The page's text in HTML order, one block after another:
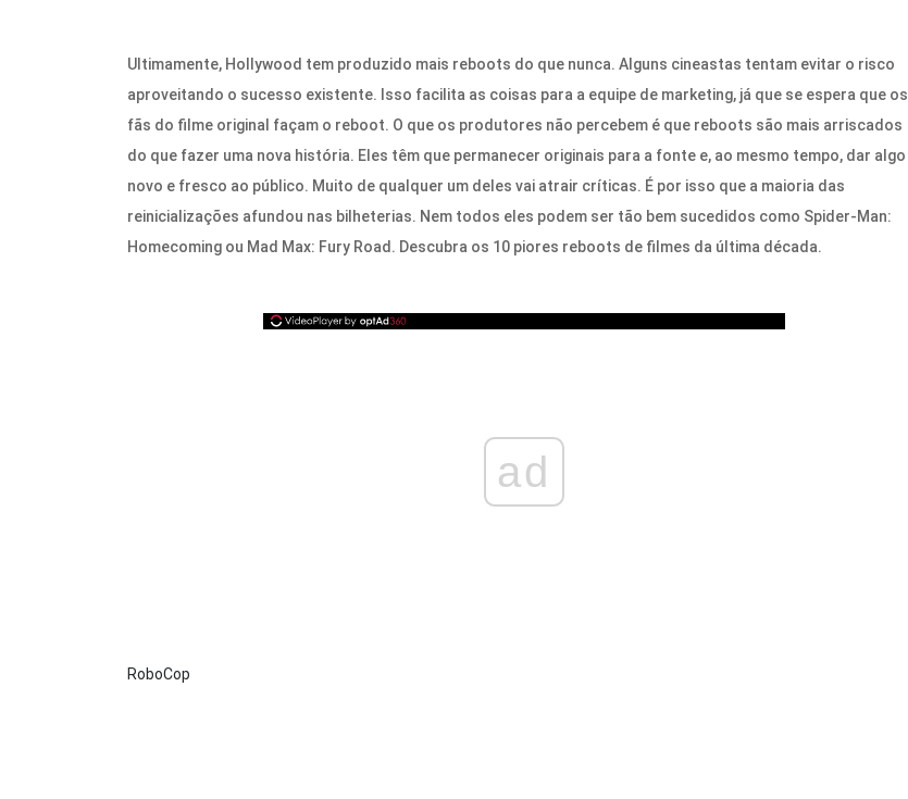
Ultimamente, Hollywood tem produzido mais reboots do que nunca. Alguns cineastas tentam evitar o risco
aproveitando o sucesso existente. Isso facilita as coisas para a equipe de marketing, já que se espera que os
fãs do filme original façam o reboot. O que os produtores não percebem é que reboots são mais arriscados
do que fazer uma nova história. Eles têm que permanecer originais para a fonte e, ao mesmo tempo, dar algo
novo e fresco ao público. Muito de qualquer um deles vai atrair críticas. É por isso que a maioria das
reinicializações afundou nas bilheterias. Nem todos eles podem ser tão bem sucedidos como Spider-Man:
Homecoming ou Mad Max: Fury Road. Descubra os 10 piores reboots de filmes da última década.
ad
RoboCop